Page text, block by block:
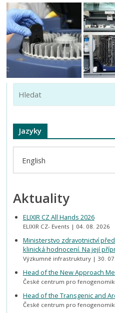
Jazyky
English
Aktuality
ELIXIR CZ All Hands 2026
ELIXIR CZ- Events 04. 08. 2026
Ministerstvo zdravotnictví
klinická hodnocení. Na její
Výzkumné infrastruktury 30.
Head of the New Approach
České centrum pro
Head of the Transgenic and
České centrum pro